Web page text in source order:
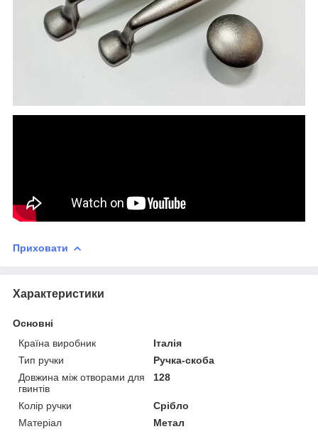
Приховати
Характеристики
Основні
Країна виробник
Італія
Тип ручки
Ручка-скоба
Довжина між отворами для
гвинтів
128
Колір ручки
Срібло
Матеріал
Метал